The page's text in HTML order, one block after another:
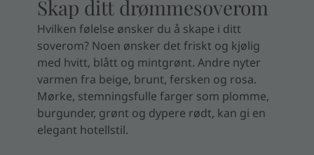
Skap ditt drømmesoverom
Hvilken følelse ønsker du å skape i ditt
soverom? Noen ønsker det friskt og kjølig
med hvitt, blått og mintgrønt. Andre nyter
varmen fra beige, brunt, fersken og rosa.
Mørke, stemningsfulle farger som plomme,
burgunder, grønt og dypere rødt, kan gi en
elegant hotellstil.